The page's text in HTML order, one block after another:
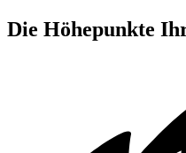
Die Höhepunkte